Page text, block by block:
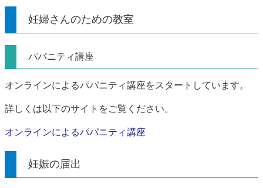
妊婦さんのための教室
パパニティ講座
オンラインによるパパニティ講座をスタートしています。
詳しくは以下のサイトをご覧ください。
オンラインによるパパニティ講座
妊娠の届出